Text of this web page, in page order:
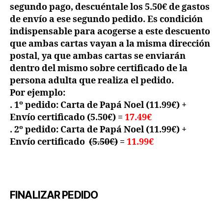
segundo pago, descuéntale los 5.50€ de gastos
de envío a ese segundo pedido. Es condición
indispensable para acogerse a este descuento
que ambas cartas vayan a la misma dirección
postal, ya que ambas cartas se enviarán
dentro delmismo sobre certificado de la
persona adulta que realiza el pedido.
Por ejemplo:
. 1º pedido: Carta de Papá Noel (11.99€) +
Envío certificado (5.50€) = 17.49€
. 2º pedido: Carta de Papá Noel (11.99€) +
Envío certificado (5.50€) = 11.99€
FINALIZAR PEDIDO